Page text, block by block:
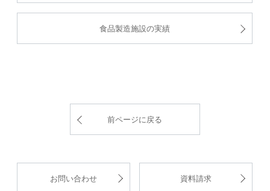
食品製造施設の実績
前ページに戻る
お問い合わせ 資料請求